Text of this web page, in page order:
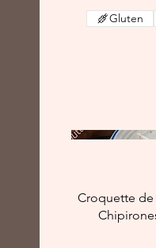
Gluten
Croquette de